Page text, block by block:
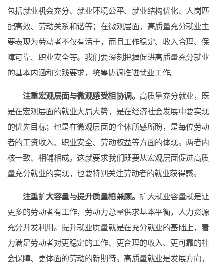
包括就业机会充分、就业环境公平、就业结构优化、人岗匹
配高效、劳动关系和谐等；在微观层面，高质量充分就业主
要表现为劳动者不仅有活干，而且工作稳定、收入合理、保
障可靠、职业安全等。我们要深刻把握促进高质量充分就业
的基本内涵和实践要求，统筹协调推进就业工作。
注重宏观层面与微观感受相协调。 高质量充分就业，既
是在宏观层面的就业大局大势，是在经济社会发展中要实现
的优先目标；也是在微观层面的个体所感所盼，是每位劳动
者的工资收入、职业安全、劳动权益等方面的体现。两者内
核一致、相辅相成。这就要求我们既要从宏观层面促进高质
量充分就业的实现，也要特别关注劳动者的就业获得感。
注重扩大容量与提升质量相兼顾。 扩大就业容量就是让
更多的劳动者有工作，劳动力总量供求基本平衡，人力资源
充分开发利用。提升就业质量就是在充分就业的基础上，着
力满足劳动者对更稳定的工作、更合理的收入、更可靠的社
会保障、更体面的劳动的新期待。高质量就业是发展方向，